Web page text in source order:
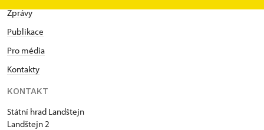
Zprávy
Publikace
Pro média
Kontakty
KONTAKT
Státní hrad Landštejn
Landštejn 2